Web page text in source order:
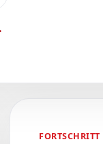
FORTSCHRITT